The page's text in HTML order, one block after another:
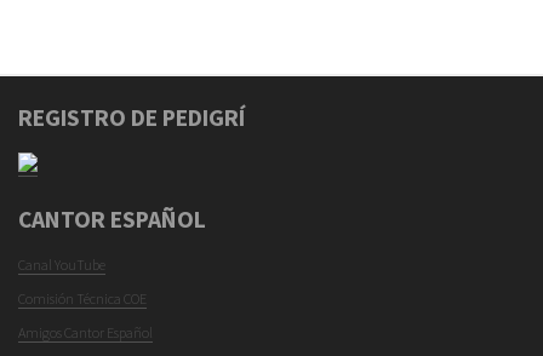
REGISTRO DE PEDIGRÍ
CANTOR ESPAÑOL
Canal YouTube
Comisión Técnica COE
Amigos Cantor Español